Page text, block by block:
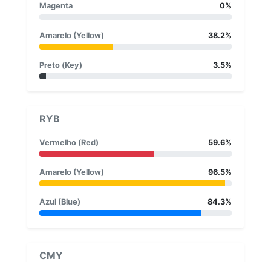
Magenta 0%
Amarelo (Yellow) 38.2%
Preto (Key) 3.5%
RYB
Vermelho (Red) 59.6%
Amarelo (Yellow) 96.5%
Azul (Blue) 84.3%
CMY